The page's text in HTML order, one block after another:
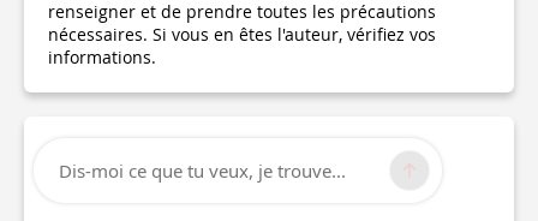
renseigner et de prendre toutes les précautions
nécessaires. Si vous en êtes l'auteur, vérifiez vos
informations.
Dis-moi ce que tu veux, je trouve...